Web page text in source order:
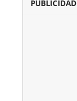
PUBLICIDAD